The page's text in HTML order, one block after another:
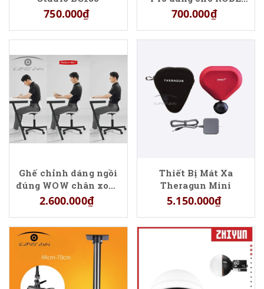
750.000₫
Wireless Go II
700.000₫
Ghế chỉnh dáng ngồi
đúng WOW chân xoay
Roichen
2.600.000₫
Thiết Bị Mát Xa
Theragun Mini
5.150.000₫